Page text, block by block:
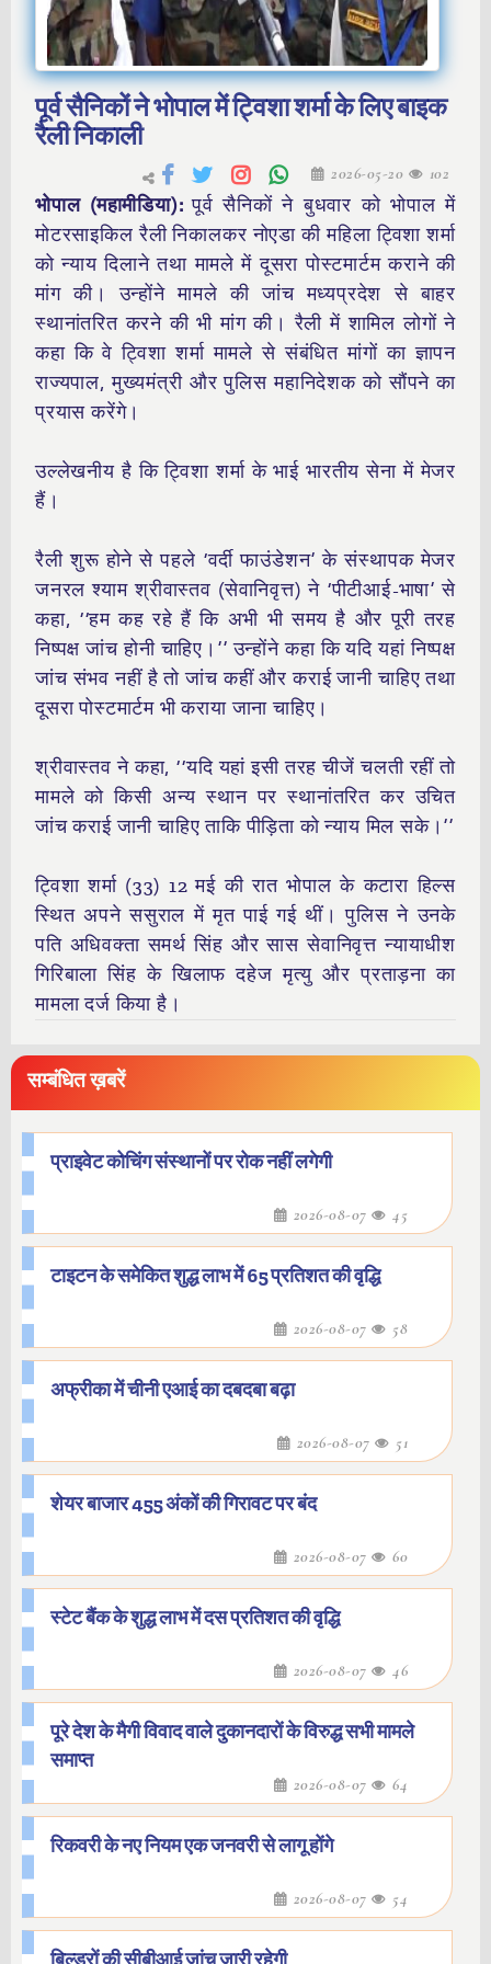
पूर्व सैनिकों ने भोपाल में ट्विशा शर्मा के लिए बाइक
रैली निकाली
2026-05-20 102
भोपाल (महामीडिया):पूर्व सैनिकों ने बुधवार को भोपाल में
मोटरसाइकिल रैली निकालकर नोएडा की महिला ट्विशा शर्मा
को न्याय दिलाने तथा मामले में दूसरा पोस्टमार्टम कराने की
मांग की। उन्होंने मामले की जांच मध्यप्रदेश से बाहर
स्थानांतरित करने की भी मांग की। रैली में शामिल लोगों ने
कहा कि वे ट्विशा शर्मा मामले से संबंधित मांगों का ज्ञापन
राज्यपाल, मुख्यमंत्री और पुलिस महानिदेशक को सौंपने का
प्रयास करेंगे।
उल्लेखनीय है कि ट्विशा शर्मा के भाई भारतीय सेना में मेजर
हैं।
रैली शुरू होने से पहले ‘वर्दी फाउंडेशन’ के संस्थापक मेजर
जनरल श्याम श्रीवास्तव (सेवानिवृत्त) ने ‘पीटीआई-भाषा’ से
कहा, ‘‘हम कह रहे हैं कि अभी भी समय है और पूरी तरह
निष्पक्ष जांच होनी चाहिए।’’ उन्होंने कहा कि यदि यहां निष्पक्ष
जांच संभव नहीं है तो जांच कहीं और कराई जानी चाहिए तथा
दूसरा पोस्टमार्टम भी कराया जाना चाहिए।
श्रीवास्तव ने कहा, ‘‘यदि यहां इसी तरह चीजें चलती रहीं तो
मामले को किसी अन्य स्थान पर स्थानांतरित कर उचित
जांच कराई जानी चाहिए ताकि पीड़िता को न्याय मिल सके।’’
ट्विशा शर्मा (33) 12 मई की रात भोपाल के कटारा हिल्स
स्थित अपने ससुराल में मृत पाई गई थीं। पुलिस ने उनके
पति अधिवक्ता समर्थ सिंह और सास सेवानिवृत्त न्यायाधीश
गिरिबाला सिंह के खिलाफ दहेज मृत्यु और प्रताड़ना का
मामला दर्ज किया है।
सम्बंधित ख़बरें
प्राइवेट कोचिंग संस्थानों पर रोक नहीं लगेगी
2026-08-07 45
टाइटन के समेकित शुद्ध लाभ में 65 प्रतिशत की वृद्धि
2026-08-07 58
अफ्रीका में चीनी एआई का दबदबा बढ़ा
2026-08-07 51
शेयर बाजार 455 अंकों की गिरावट पर बंद
2026-08-07 60
स्टेट बैंक के शुद्ध लाभ में दस प्रतिशत की वृद्धि
2026-08-07 46
पूरे देश के मैगी विवाद वाले दुकानदारों के विरुद्ध सभी मामले
समाप्त
2026-08-07 64
रिकवरी के नए नियम एक जनवरी से लागू होंगे
2026-08-07 54